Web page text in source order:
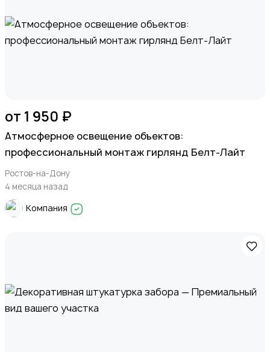
от 1 950 ₽
Атмосферное освещение объектов:
профессиональный монтаж гирлянд Белт-Лайт
Ростов-на-Дону
4 месяца назад
Компания